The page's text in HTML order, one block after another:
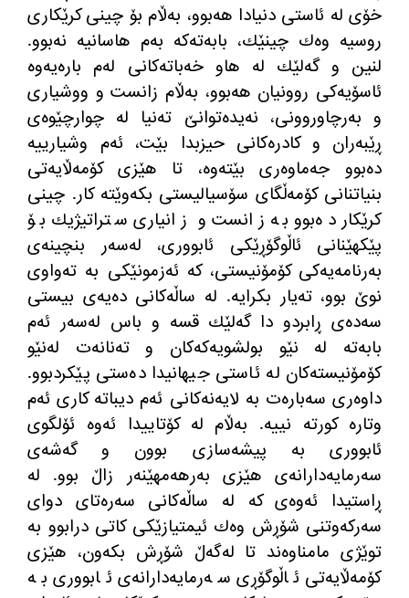
خۆی لە ئاستی دنیادا هەبوو، بەڵام بۆ چینی كرێكاری
روسیە وەك چینێك، بابەتەكە بەم هاسانیە نەبوو.
لنین و گەلێك لە هاو خەباتەكانی لەم بارەیەوە
ئاسۆیەكی روونیان هەبوو، بەڵام زانست و ووشیاری
و بەرچاوروونی، نەیدەتوانێ تەنیا لە چوارچێوەی
ڕێبەران و كادرەكانی حیزبدا بێت، ئەم وشیارییە
دەبوو جەماوەری بێتەوە، تا هێزی كۆمەڵایەتی
بنیاتنانی كۆمەڵگای سۆسیالیستی بكەوێتە كار. چینی
كرێكار دەبوو بە زانست و زانیاری ستراتیژیك بۆ
پێكهێنانی ئاڵوگۆڕێكی ئابووری، لەسەر بنچینەی
بەرنامەیەكی كۆمۆنیستی، كە ئەزمونێكی بە تەواوی
نوێ بوو، تەیار بكرایە. لە ساڵەكانی دەیەی بیستی
سەدەی ڕابردو دا گەلێك قسە و باس لەسەر ئەم
بابەتە لە نێو بولشویەكەكان و تەنانەت لەنێو
كۆمۆنیستەكان لە ئاستی جیهانیدا دەستی پێكردبوو.
داوەری سەبارەت بە لایەنەكانی ئەم دیباتە كاری ئەم
وتارە كورتە نییە. بەڵام لە كۆتاییدا ئەوە ئۆلگوی
ئابووری بە پیشەسازی بوون و گەشەی
سەرمایەدارانەی هێزی بەرهەمهێنەر زاڵ بوو. لە
ڕاستیدا ئەوەی كە لە ساڵەكانی سەرەتای دوای
سەركەوتنی شۆڕش وەك ئیمتیازێكی كاتی درابوو بە
توێژی مامناوەند تا لەگەڵ شۆڕش بكەون، هێزی
كۆمەڵایەتی ئاڵوگۆڕی سەرمایەدارانەی ئابووری بە